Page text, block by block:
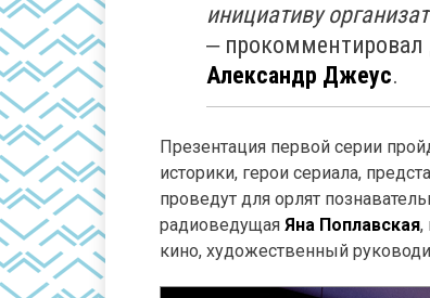
инициативу
‒ прокомментировал
Александр Джеус.
Презентация первой серии
историки, герои сериала,
проведут для орлят
радиоведущая Яна Поплавская,
кино, художественный